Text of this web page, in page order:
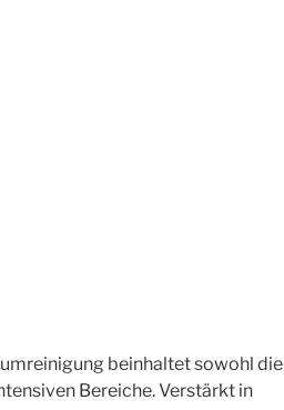
beinhaltet sowohl die
Bereiche. Verstärkt in